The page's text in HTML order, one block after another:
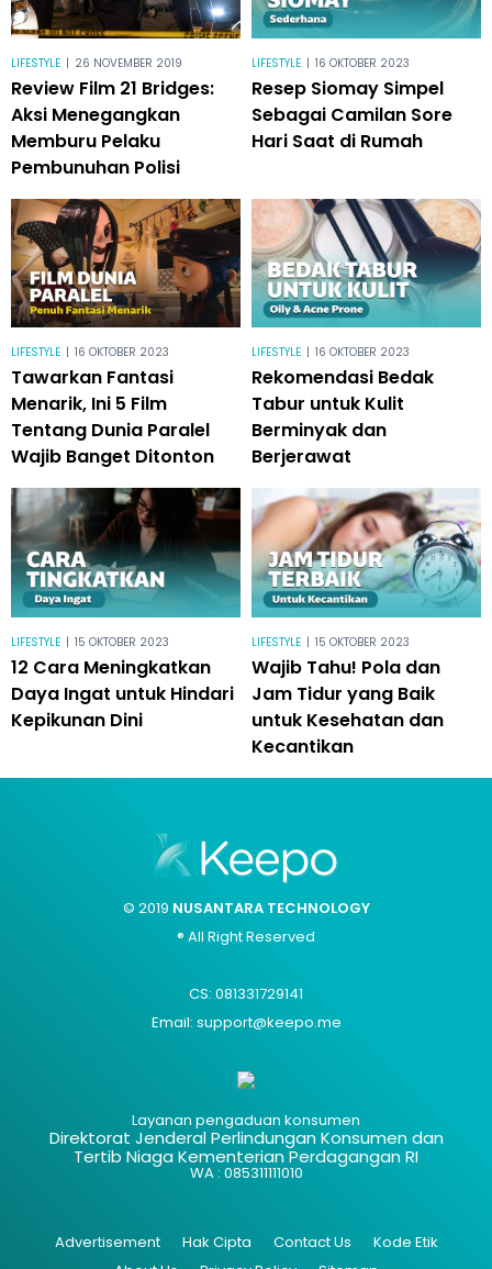
LIFESTYLE | 26 NOVEMBER 2019
Review Film 21 Bridges:
Aksi Menegangkan
Memburu Pelaku
Pembunuhan Polisi
LIFESTYLE | 16 OKTOBER 2023
Resep Siomay Simpel
Sebagai Camilan Sore
Hari Saat di Rumah
LIFESTYLE | 16 OKTOBER 2023
Tawarkan Fantasi
Menarik, Ini 5 Film
Tentang Dunia Paralel
Wajib Banget Ditonton
LIFESTYLE | 16 OKTOBER 2023
Rekomendasi Bedak
Tabur untuk Kulit
Berminyak dan
Berjerawat
LIFESTYLE | 15 OKTOBER 2023
12 Cara Meningkatkan
Daya Ingat untuk Hindari
Kepikunan Dini
LIFESTYLE | 15 OKTOBER 2023
Wajib Tahu! Pola dan
Jam Tidur yang Baik
untuk Kesehatan dan
Kecantikan
© 2019 NUSANTARA TECHNOLOGY
® All Right Reserved
CS: 081331729141
Email: support@keepo.me
Layanan pengaduan konsumen
Direktorat Jenderal Perlindungan Konsumen dan
Tertib Niaga Kementerian Perdagangan RI
WA : 085311111010
Advertisement Hak Cipta Contact Us
Kode Etik